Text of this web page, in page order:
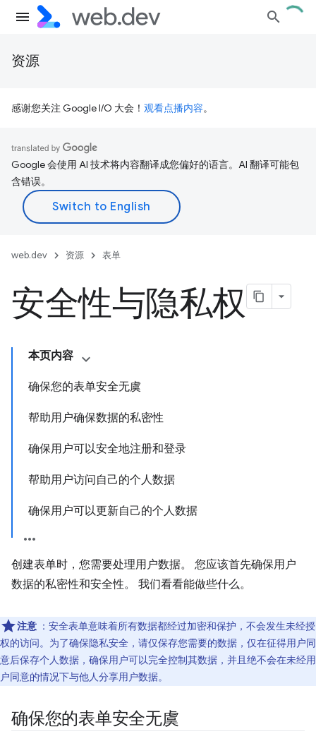
资源
感谢您关注 Google I/O 大会！ 观看点播内容。
Google 会使用 AI 技术将内容翻译成您偏好的语言。AI 翻译可能包
含错误。
web.dev 资源 表单
安全性与隐私权
本页内容
确保您的表单安全无虞
帮助用户确保数据的私密性
确保用户可以安全地注册和登录
帮助用户访问自己的个人数据
确保用户可以更新自己的个人数据
创建表单时，您需要处理用户数据。 您应该首先确保用户
数据的私密性和安全性。 我们看看能做些什么。
注意 ：安全表单意味着所有数据都经过加密和保护，不会发生未经授
权的访问。为了确保隐私安全，请仅保存您需要的数据，仅在征得用户同
意后保存个人数据，确保用户可以完全控制其数据，并且绝不会在未经用
户同意的情况下与他人分享用户数据。
确保您的表单安全无虞